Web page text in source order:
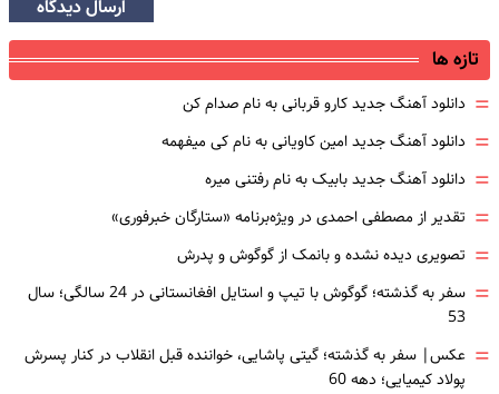
ارسال دیدگاه
تازه ها
= دانلود آهنگ جدید کارو قربانی به نام صدام کن
= دانلود آهنگ جدید امین کاویانی به نام کی میفهمه
= دانلود آهنگ جدید بابیک به نام رفتنی میره
= تقدیر از مصطفی احمدی در ویژه‌برنامه «ستارگان خبرفوری»
= تصویری دیده نشده و بانمک از گوگوش و پدرش
=
سفر به گذشته؛ گوگوش با تیپ و استایل افغانستانی در 24 سالگی؛ سال
53
= عکس| سفر به گذشته؛ گیتی پاشایی، خواننده قبل انقلاب در کنار پسرش
پولاد کیمیایی؛ دهه 60